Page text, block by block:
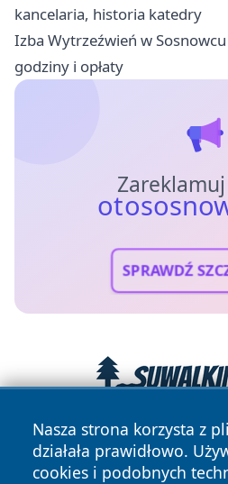
kancelaria, historia katedry
Izba Wytrzeźwień w
godziny i opłaty
SPRAWDŹ
Nasza strona korzysta z
działała prawidłowo.
cookies i podobnych